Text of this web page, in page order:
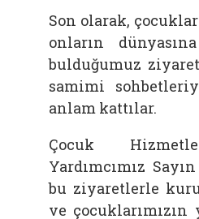
Son olarak,
onların
bulduğumuz
samimi
anlam kattılar.
Çocuk
Yardımcımız
bu ziyaretlerle
ve